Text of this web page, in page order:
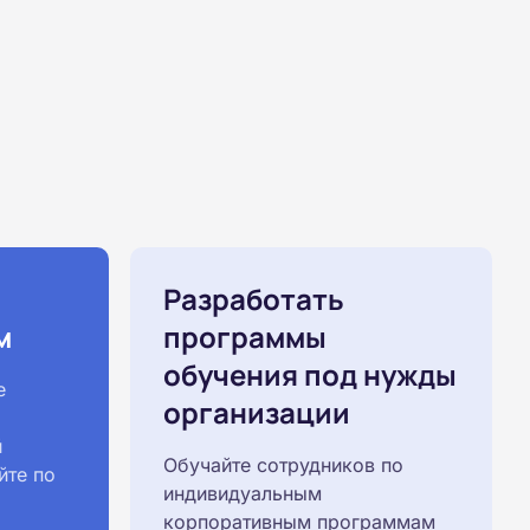
по
Разработать
программы
обучения под нужды
организации
Обучайте сотрудников по
индивидуальным
корпоративным программам